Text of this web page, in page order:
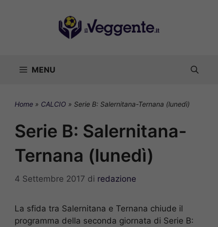
MENU
Home » CALCIO » Serie B: Salernitana-Ternana (lunedì)
Serie B: Salernitana-
Ternana (lunedì)
4 Settembre 2017 di redazione
La sfida tra Salernitana e Ternana chiude il
programma della seconda giornata di Serie B: